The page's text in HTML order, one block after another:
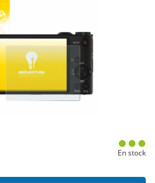
En stock